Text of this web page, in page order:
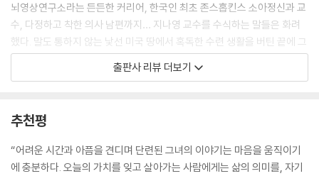
나는 물이 반이나 차 있다고 생각하고 열심히 살아가다 보면 나머지 반도
채워지려니 믿는다. 특히 힘들고 어려운 순간을 맞닥뜨릴 때 이러한 마음
가짐은 큰 도움이 된다. 물론 이런 생각을 비현실적인 낙관주의라고 비난
하는 사람도 있겠지만, 조그만 역경에도 비관적으로 절망하는 것보다는 훨
씬 낫지 않을까. 레지던트 과정에 낙방했을 때, 인턴 성적이 좋지 않았을
만 했다면 지금의 나는 없었을 것이다. 실수를 하거나 결과가 좋지 않을 때
을 잃지 않았기에 나는 더 강하고 단단해질 수 있었다.
--- p.89, 「하나의 문이 닫히면 또 다른 문이 열린다는 것」 중에서
뇌영상연구소라는 든든한 커리어, 한국인 최초 존스홉킨스 소아정신과 교
수, 다정하고 착한 의사 남편까지… 지나영 교수를 수식하는 말들은 화려
했다. 말도 통하지 않는 낯선 미국 땅에서 혹독한 수련 생활을 버틴 끝에 그
녀는 자신이 원하던 삶을 이룰 수 있었다. 그때까지만 해도 그녀의 인생은
순풍을 탄 배처럼 마음먹은 대로 흘러갈 줄만 알았다. 바로 그 일이 일어나
지독한 불행은 예고 없이 찾아와 그녀의 삶을 집어삼켰다. 마흔 살 생일을
하루 앞둔 그날, 그녀는 심한 두통과 어지럼증을 느꼈다. 단순한 몸살일 줄
로만 알았던 증상은 몇 달이 지나도 나아지지 않았다. 아니 점점 더 심해지
출판사 리뷰 더보기
추천평
“어려운 시간과 아픔을 견디며 단련된 그녀의 이야기는 마음을 움직이기
에 충분하다. 오늘의 가치를 잊고 살아가는 사람에게는 삶의 의미를, 자기